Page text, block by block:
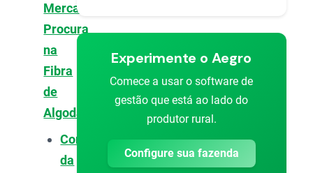
Mercado
Procura
na
Fibra
de
Algodão?
Comprimento
da
Experimente o Aegro
Comece a usar o software de
gestão que está ao lado do
produtor rural.
Configure sua fazenda